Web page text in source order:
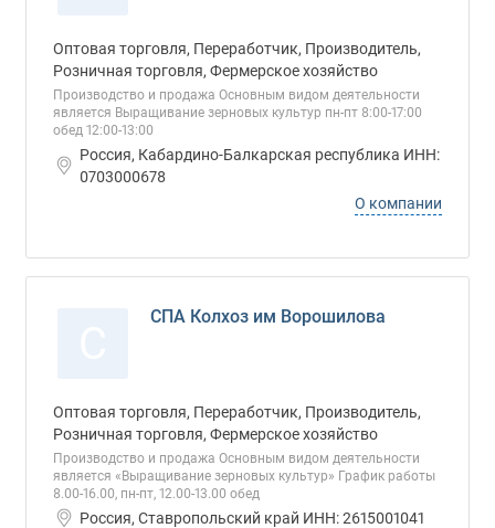
Оптовая торговля, Переработчик, Производитель,
Розничная торговля, Фермерское хозяйство
Производство и продажа Основным видом деятельности
является Выращивание зерновых культур пн-пт 8:00-17:00
обед 12:00-13:00
Россия, Кабардино-Балкарская республика ИНН:
0703000678
О компании
СПА Колхоз им Ворошилова
Оптовая торговля, Переработчик, Производитель,
Розничная торговля, Фермерское хозяйство
Производство и продажа Основным видом деятельности
является «Выращивание зерновых культур» График работы
8.00-16.00, пн-пт, 12.00-13.00 обед
Россия, Ставропольский край ИНН: 2615001041